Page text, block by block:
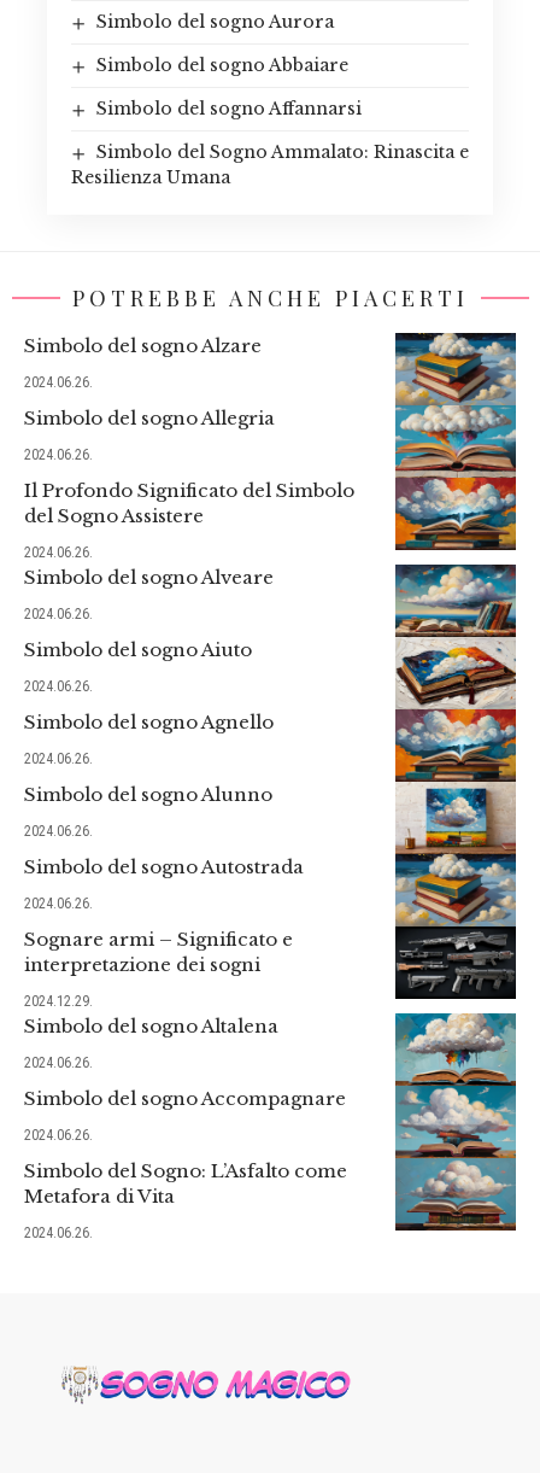
Simbolo del sogno Aurora
Simbolo del sogno Abbaiare
Simbolo del sogno Affannarsi
Simbolo del Sogno Ammalato: Rinascita e
Resilienza Umana
POTREBBE ANCHE PIACERTI
Simbolo del sogno Alzare
2024.06.26.
Simbolo del sogno Allegria
2024.06.26.
Il Profondo Significato del Simbolo
del Sogno Assistere
2024.06.26.
Simbolo del sogno Alveare
2024.06.26.
Simbolo del sogno Aiuto
2024.06.26.
Simbolo del sogno Agnello
2024.06.26.
Simbolo del sogno Alunno
2024.06.26.
Simbolo del sogno Autostrada
2024.06.26.
Sognare armi – Significato e
interpretazione dei sogni
2024.12.29.
Simbolo del sogno Altalena
2024.06.26.
Simbolo del sogno Accompagnare
2024.06.26.
Simbolo del Sogno: L’Asfalto come
Metafora di Vita
2024.06.26.